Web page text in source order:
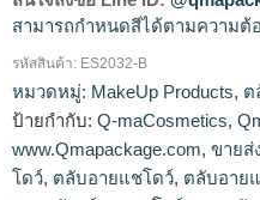
สามารถกำหนดสีได้ตามความต้
โรงงานผลิตตลับอายแชโดว์,รั
โดว์,จำหน่ายตลับอายแชโดว์,
สวยๆ,ตลับอายแชโดว์เปล่า
รหัสสินค้า: ES2032-B
หมวดหมู่: MakeUp Products, ต
ป้ายกำกับ:Q-maCosmetics,
www.Qmapackage.com,ขายส่
โดว์, ตลับอายแชโดว์, ตลับอาย